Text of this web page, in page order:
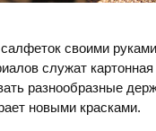
своими
служат
разнообразные
новыми красками.